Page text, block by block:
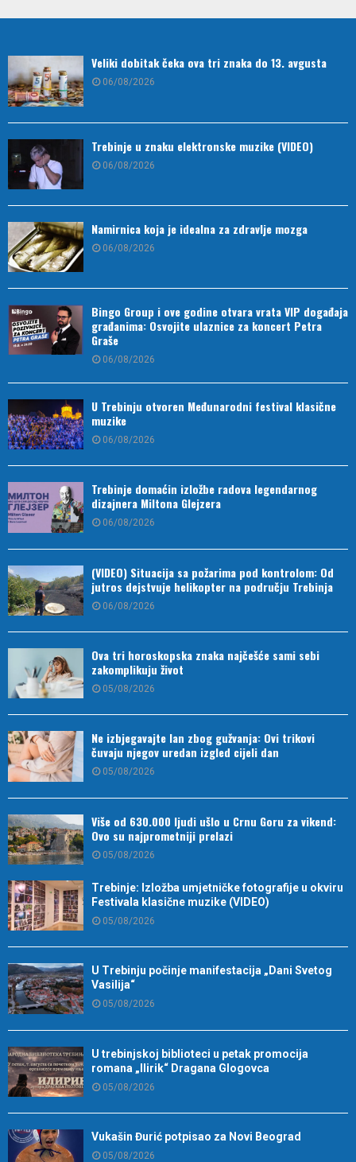
Veliki dobitak čeka ova tri znaka do 13. avgusta
06/08/2026
Trebinje u znaku elektronske muzike (VIDEO)
06/08/2026
Namirnica koja je idealna za zdravlje mozga
06/08/2026
Bingo Group i ove godine otvara vrata VIP događaja
građanima: Osvojite ulaznice za koncert Petra
Graše
06/08/2026
U Trebinju otvoren Međunarodni festival klasične
muzike
06/08/2026
Trebinje domaćin izložbe radova legendarnog
dizajnera Miltona Glejzera
06/08/2026
(VIDEO) Situacija sa požarima pod kontrolom: Od
jutros dejstvuje helikopter na području Trebinja
06/08/2026
Ova tri horoskopska znaka najčešće sami sebi
zakomplikuju život
05/08/2026
Ne izbjegavajte lan zbog gužvanja: Ovi trikovi
čuvaju njegov uredan izgled cijeli dan
05/08/2026
Više od 630.000 ljudi ušlo u Crnu Goru za vikend:
Ovo su najprometniji prelazi
05/08/2026
Trebinje: Izložba umjetničke fotografije u okviru
Festivala klasične muzike (VIDEO)
05/08/2026
U Trebinju počinje manifestacija „Dani Svetog
Vasilija“
05/08/2026
U trebinjskoj biblioteci u petak promocija
romana „Ilirik“ Dragana Glogovca
05/08/2026
Vukašin Đurić potpisao za Novi Beograd
05/08/2026